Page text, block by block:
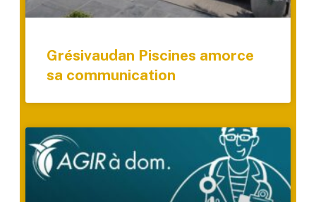
Grésivaudan Piscines amorce
sa communication